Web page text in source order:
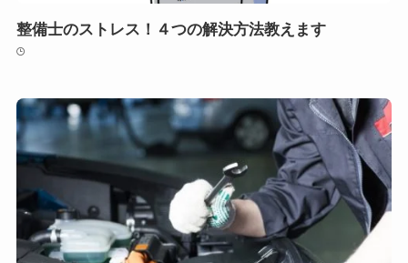
整備士のストレス！４つの解決方法教えます